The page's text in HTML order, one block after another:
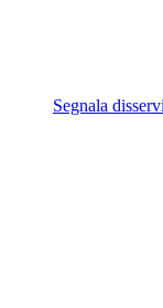
Segnala